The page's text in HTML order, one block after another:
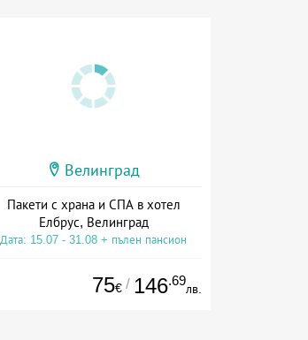
Велинград
Пакети с храна и СПА в хотел
Елбрус, Велинград
Дата: 15.07 - 31.08 + пълен пансион
75€ / 146.69
лв.